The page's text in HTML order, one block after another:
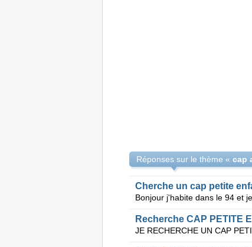
Réponses sur le thème « cap
Cherche un cap petite
Recherche CAP PETITE